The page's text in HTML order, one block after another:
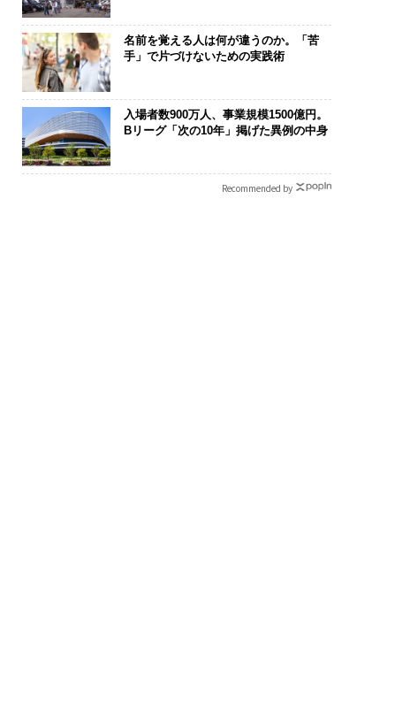
名前を覚える人は何が違うのか。「苦
手」で片づけないための実践術
入場者数900万人、事業規模1500億円。
Bリーグ「次の10年」掲げた異例の中身
Recommended by